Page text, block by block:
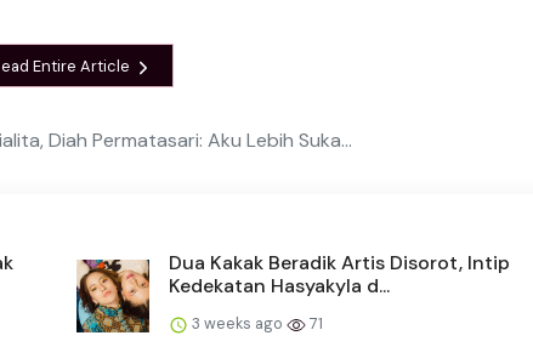
Entire Article
Diah Permatasari: Aku Lebih Suka...
Dua Kakak Beradik Artis Disorot, Intip
Kedekatan Hasyakyla d...
3 weeks ago 71